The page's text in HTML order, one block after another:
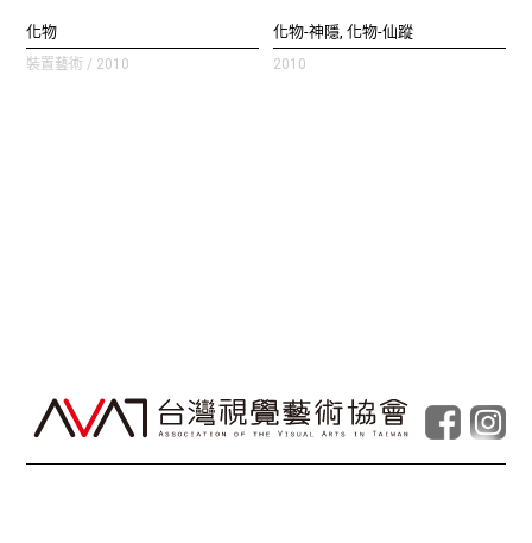
化物
裝置藝術 / 2010
化物‐神隱, 化物‐仙蹤
2010